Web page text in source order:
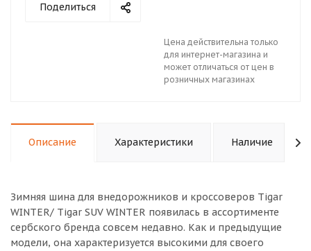
Поделиться
Цена действительна только
для интернет-магазина и
может отличаться от цен в
розничных магазинах
Описание Характеристики Наличие
Зимняя шина для внедорожников и кроссоверов Tigar
WINTER/ Tigar SUV WINTER появилась в ассортименте
сербского бренда совсем недавно. Как и предыдущие
модели, она характеризуется высокими для своего